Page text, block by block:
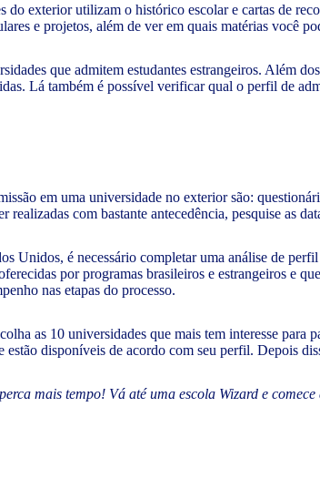
do exterior utilizam o histórico escolar e cartas de
e projetos, além de ver em quais matérias você
que admitem estudantes estrangeiros. Além
Lá também é possível verificar qual o perfil de
em uma universidade no exterior são:
realizadas com bastante antecedência, pesquise as
Unidos, é necessário completar uma análise de
por programas brasileiros e estrangeiros e
nas etapas do processo.
as 10 universidades que mais tem interesse
estão disponíveis de acordo com seu perfil. Depois
mais tempo! Vá até uma escola Wizard e